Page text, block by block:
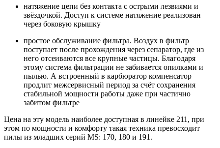
натяжение цепи без контакта с острыми лезвиями и
звёздочкой. Доступ к системе натяжение реализован
через боковую крышку
простое обслуживание фильтра. Воздух в фильтр
поступает после прохождения через сепаратор, где из
него отсеиваются все крупные частицы. Благодаря
этому система фильтрации не забивается опилками и
пылью. А встроенный в карбюратор компенсатор
продлит межсервисный период за счёт сохранения
стабильной мощности работы даже при частично
забитом фильтре
Цена на эту модель наиболее доступная в линейке 211, при
этом по мощности и комфорту такая техника превосходит
пилы из младших серий MS: 170, 180 и 191.